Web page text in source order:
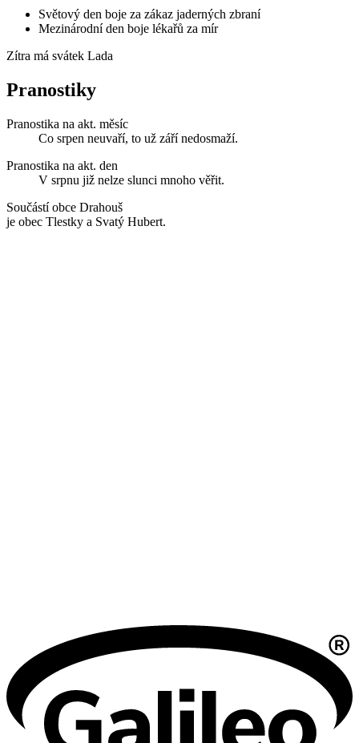
Světový den boje za zákaz jaderných zbraní
Mezinárodní den boje lékařů za mír
Zítra má svátek Lada
Pranostiky
Pranostika na akt. měsíc
Co srpen neuvaří, to už září nedosmaží.
Pranostika na akt. den
V srpnu již nelze slunci mnoho věřit.
Součástí obce Drahouš
je obec Tlestky a Svatý Hubert.